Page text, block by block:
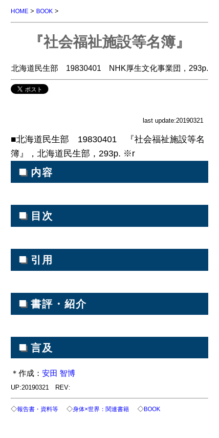
HOME > BOOK >
『社会福祉施設等名簿』
北海道民生部 19830401 NHK厚生文化事業団，293p.
last update:20190321
■北海道民生部 19830401 『社会福祉施設等名
簿』，北海道民生部，293p. ※r
■ 内容
■ 目次
■ 引用
■ 書評・紹介
■ 言及
＊作成：安田 智博
UP:20190321 REV:
◇報告書・資料等 ◇身体×世界：関連書籍 ◇BOOK